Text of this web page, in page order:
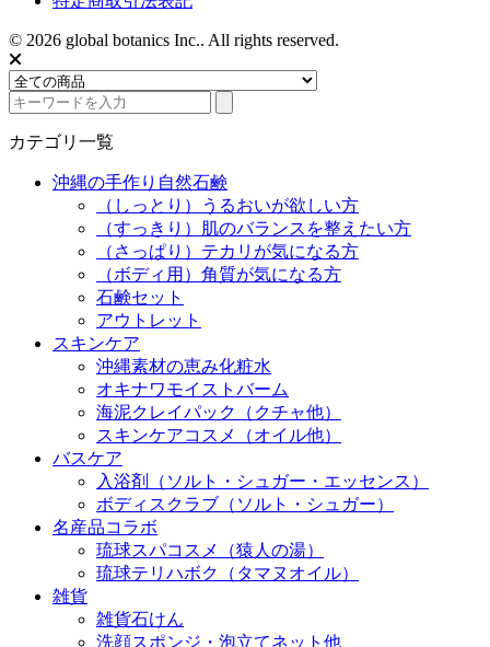
© 2026 global botanics Inc.. All rights reserved.
カテゴリ一覧
沖縄の手作り自然石鹸
（しっとり）うるおいが欲しい方
（すっきり）肌のバランスを整えたい方
（さっぱり）テカリが気になる方
（ボディ用）角質が気になる方
石鹸セット
アウトレット
スキンケア
沖縄素材の恵み化粧水
オキナワモイストバーム
海泥クレイパック（クチャ他）
スキンケアコスメ（オイル他）
バスケア
入浴剤（ソルト・シュガー・エッセンス）
ボディスクラブ（ソルト・シュガー）
名産品コラボ
琉球スパコスメ（猿人の湯）
琉球テリハボク（タマヌオイル）
雑貨
雑貨石けん
洗顔スポンジ・泡立てネット他